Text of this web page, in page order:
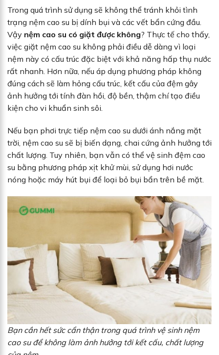
Trong quá trình sử dụng sẽ không thể tránh khỏi tình
trạng nệm cao su bị dính bụi và các vết bẩn cứng đầu.
Vậy nệm cao su có giặt được không? Thực tế cho thấy,
việc giặt nệm cao su không phải điều dễ dàng vì loại
nệm này có cấu trúc đặc biệt với khả năng hấp thụ nước
rất nhanh. Hơn nữa, nếu áp dụng phương pháp không
đúng cách sẽ làm hỏng cấu trúc, kết cấu của đệm gây
ảnh hưởng tới tính đàn hồi, độ bền, thậm chí tạo điều
kiện cho vi khuẩn sinh sôi.
Nếu bạn phơi trực tiếp nệm cao su dưới ánh nắng mặt
trời, nệm cao su sẽ bị biến dạng, chai cứng ảnh hưởng tới
chất lượng. Tuy nhiên, bạn vẫn có thể vệ sinh đệm cao
su bằng phương pháp xịt khử mùi, sử dụng hơi nước
nóng hoặc máy hút bụi để loại bỏ bụi bẩn trên bề mặt.
Bạn cần hết sức cẩn thận trong quá trình vệ sinh nệm
cao su để không làm ảnh hưởng tới kết cấu, chất lượng